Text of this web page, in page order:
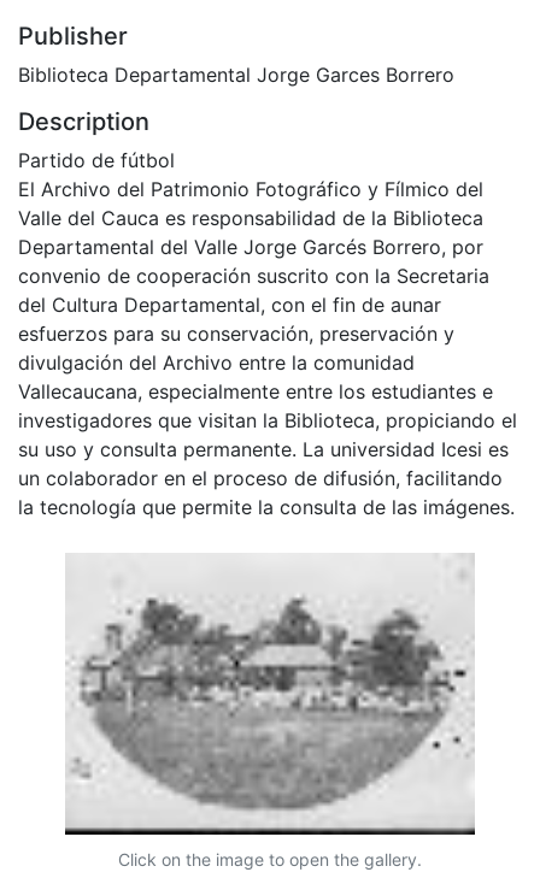
Publisher
Biblioteca Departamental Jorge Garces Borrero
Description
Partido de fútbol
El Archivo del Patrimonio Fotográfico y Fílmico del
Valle del Cauca es responsabilidad de la Biblioteca
Departamental del Valle Jorge Garcés Borrero, por
convenio de cooperación suscrito con la Secretaria
del Cultura Departamental, con el fin de aunar
esfuerzos para su conservación, preservación y
divulgación del Archivo entre la comunidad
Vallecaucana, especialmente entre los estudiantes e
investigadores que visitan la Biblioteca, propiciando el
su uso y consulta permanente. La universidad Icesi es
un colaborador en el proceso de difusión, facilitando
la tecnología que permite la consulta de las imágenes.
Click on the image to open the gallery.